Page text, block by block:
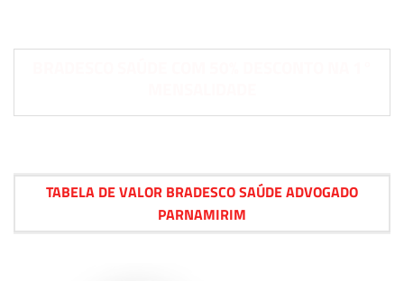
TABELA DE VALOR BRADESCO SAÚDE ADVOGADO
PARNAMIRIM